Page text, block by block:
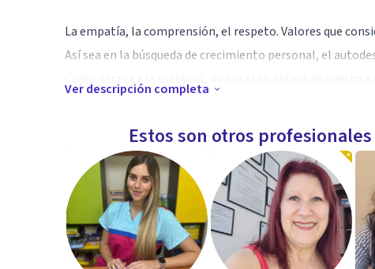
La empatía, la comprensión, el respeto. Valores que
Así sea en la búsqueda de crecimiento personal, el
Especialidad
Licenciado en Psicología (USAL); Psicoterapeuta
Admisor Clínico en Espacio Dasein; Coordinador
Psicólogo especializado en Psicología del deporte y el
Aptitudes
Ver descripción completa
Estos son otros